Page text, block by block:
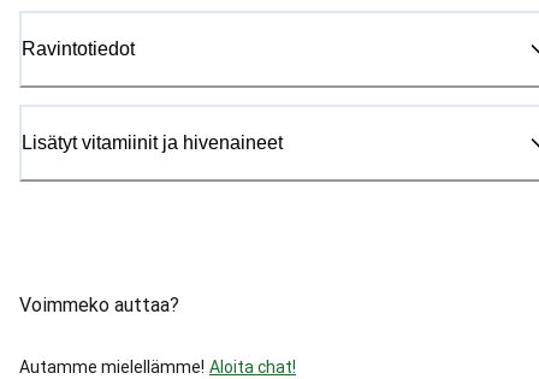
Ravintotiedot
Lisätyt vitamiinit ja hivenaineet
Voimmeko auttaa?
Autamme mielellämme! Aloita chat!